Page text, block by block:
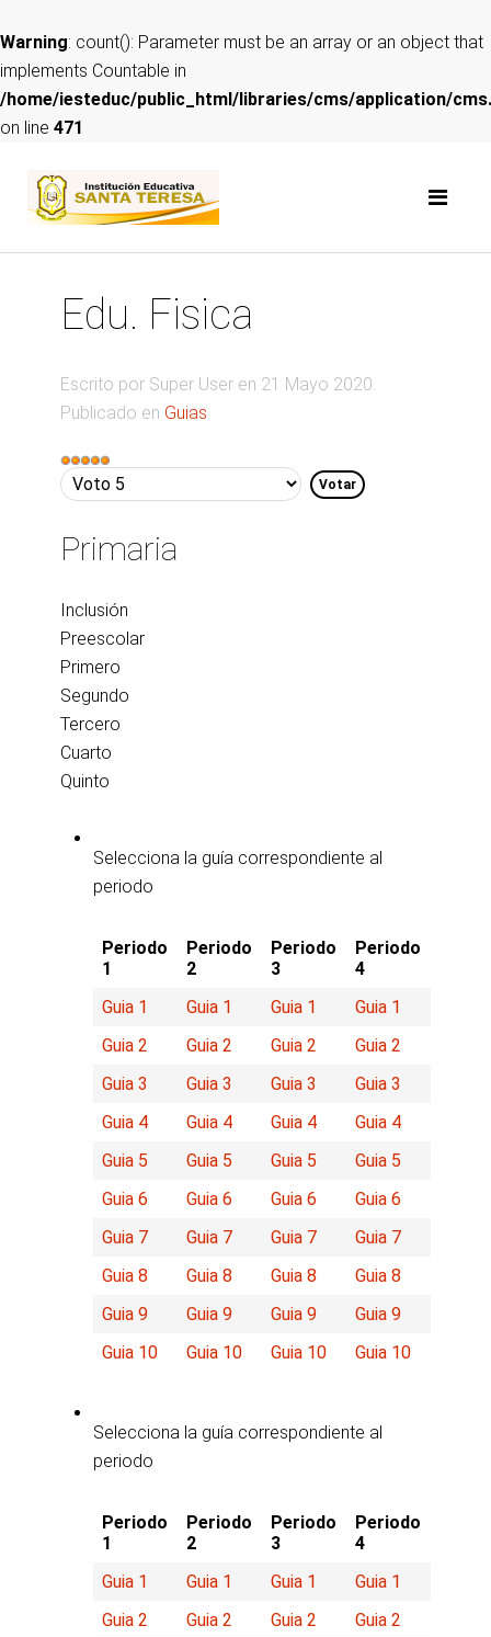
Warning: count(): Parameter must be an array or an object that
implements Countable in
/home/iesteduc/public_html/libraries/cms/application/
on line 471
Edu. Fisica
Escrito por Super User en 21 Mayo 2020.
Publicado en Guias
Ratio:5/5
Por
vote
Primaria
Inclusión
Preescolar
Primero
Segundo
Tercero
Cuarto
Quinto
Selecciona la guía correspondiente al
periodo
Periodo
1
Periodo
2
Periodo
3
Periodo
4
Guia 1
Guia 1 Guia 1
Guia 1
Guia 2
Guia 2 Guia 2
Guia 2
Guia 3
Guia 3 Guia 3
Guia 3
Guia 4
Guia 4 Guia 4
Guia 4
Guia 5
Guia 5 Guia 5
Guia 5
Guia 6
Guia 6 Guia 6
Guia 6
Guia 7
Guia 7 Guia 7
Guia 7
Guia 8
Guia 8 Guia 8
Guia 8
Guia 9
Guia 9 Guia 9
Guia 9
Guia 10
Guia 10 Guia 10 Guia 10
Selecciona la guía correspondiente al
periodo
Periodo
1
Periodo
2
Periodo
3
Periodo
4
Guia 1
Guia 1 Guia 1
Guia 1
Guia 2
Guia 2 Guia 2
Guia 2